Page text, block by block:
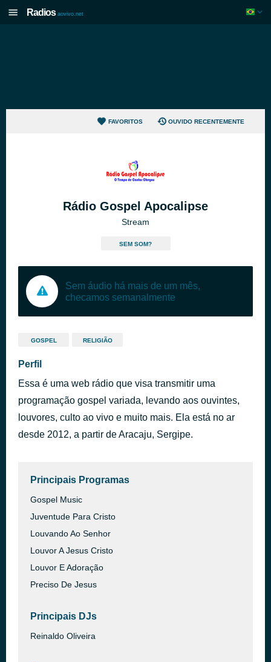
Radios aovivo.net
FAVORITOS OUVIDO RECENTEMENTE
Rádio Gospel Apocalipse
Stream
SEM SOM?
Sem áudio há mais de um mês,
checamos semanalmente
GOSPEL RELIGIÃO
Perfil
Essa é uma web rádio que visa transmitir uma
programação gospel variada, levando aos ouvintes,
louvores, culto ao vivo e muito mais. Ela está no ar
desde 2012, a partir de Aracaju, Sergipe.
Principais Programas
Gospel Music
Juventude Para Cristo
Louvando Ao Senhor
Louvor A Jesus Cristo
Louvor E Adoração
Preciso De Jesus
Principais DJs
Reinaldo Oliveira